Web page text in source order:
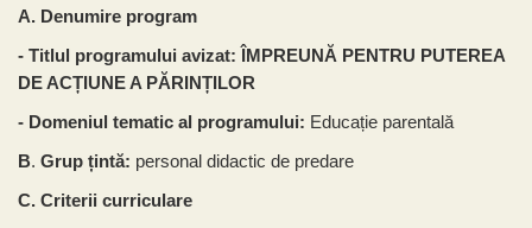
A. Denumire program
- Titlul programului avizat: ÎMPREUNĂ PENTRU PUTEREA
DE ACȚIUNE A PĂRINȚILOR
- Domeniul tematic al programului: Educație parentală
B. Grup țintă: personal didactic de predare
C. Criterii curriculare